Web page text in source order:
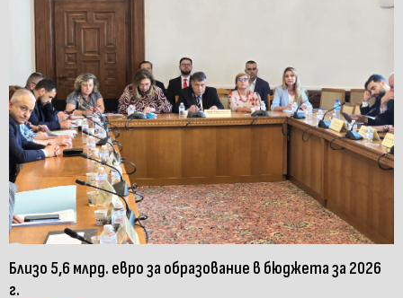
Близо 5,6 млрд. евро за образование в бюджета за 2026
г.